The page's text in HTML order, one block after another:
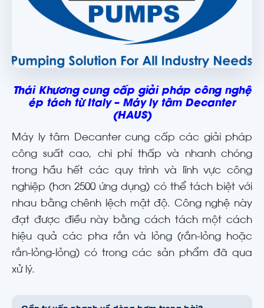
Thái Khương cung cấp giải pháp công nghệ
ép tách từ Italy – Máy ly tâm Decanter
(HAUS)
Máy ly tâm Decanter cung cấp các giải pháp
công suất cao, chi phí thấp và nhanh chóng
trong hầu hết các quy trình và lĩnh vực công
nghiệp (hơn 2500 ứng dụng) có thể tách biệt với
nhau bằng chênh lệch mật độ. Công nghệ này
đạt được điều này bằng cách tách một cách
hiệu quả các pha rắn và lỏng (rắn-lỏng hoặc
rắn-lỏng-lỏng) có trong các sản phẩm đã qua
xử lý.